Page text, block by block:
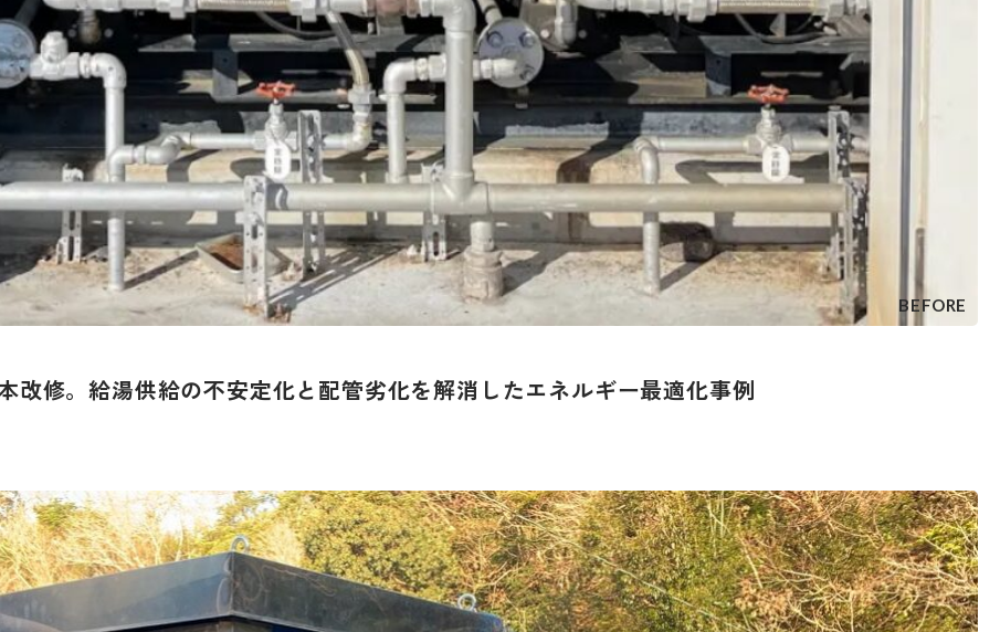
BEFORE
改修。給湯供給の不安定化と配管劣化を解消したエネルギー最適化事例